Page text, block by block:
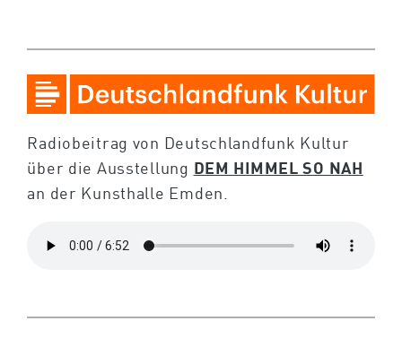
Radiobeitrag von Deutschlandfunk Kultur
über die Ausstellung DEM HIMMEL SO NAH
an der Kunsthalle Emden.